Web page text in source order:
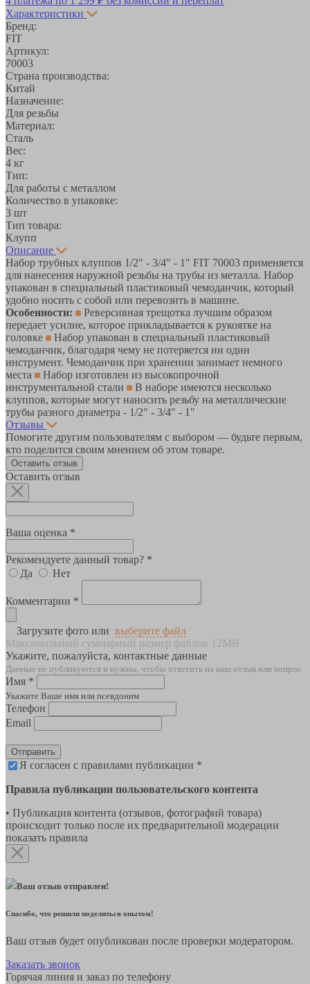
Характеристики
Бренд:
FIT
Артикул:
70003
Страна производства:
Китай
Назначение:
Для резьбы
Материал:
Сталь
Вес:
4 кг
Тип:
Для работы с металлом
Количество в упаковке:
3 шт
Тип товара:
Клупп
Описание
Набор трубных клуппов 1/2" - 3/4" - 1" FIT 70003 применяется
для нанесения наружной резьбы на трубы из металла. Набор
упакован в специальный пластиковый чемоданчик, который
удобно носить с собой или перевозить в машине.
Особенности:
Реверсивная трещотка лучшим образом
передает усилие, которое прикладывается к рукоятке на
головке
Набор упакован в специальный пластиковый
чемоданчик, благодаря чему не потеряется ни один
инструмент. Чемоданчик при хранении занимает немного
места
Набор изготовлен из высокопрочной
инструментальной стали
В наборе имеются несколько
клуппов, которые могут наносить резьбу на металлические
трубы разного диаметра - 1/2" - 3/4" - 1"
Отзывы
Помогите другим пользователям с выбором — будьте первым,
кто поделится своим мнением об этом товаре.
Оставить отзыв
Оставить отзыв
Ваша оценка *
Рекомендуете данный товар? *
Да
Нет
Комментарии *
Загрузите фото или выберите файл
Максимальный суммарный размер файлов 12MB
Укажите, пожалуйста, контактные данные
Данные не публикуются и нужны, чтобы ответить на ваш отзыв или вопрос
Имя *
Укажите Ваше имя или псевдоним
Телефон
Email
Отправить
Я согласен с правилами публикации *
Правила публикации пользовательского контента
• Публикация контента (отзывов, фотографий товара)
происходит только после их предварительной модерации
показать правила
Ваш отзыв отправлен!
Спасибо, что решили поделиться опытом!
Ваш отзыв будет опубликован после проверки модератором.
Заказать звонок
Горячая линия и заказ по телефону